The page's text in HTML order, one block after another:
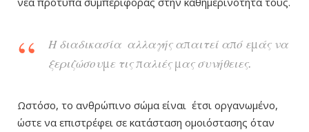
Η διαδικασία αλλαγής απαιτεί από εμάς να
ξεριζώσουμε τις παλιές μας συνήθειες.
Ωστόσο, το ανθρώπινο σώμα είναι έτσι οργανωμένο,
ώστε να επιστρέφει σε κατάσταση ομοιόστασης όταν